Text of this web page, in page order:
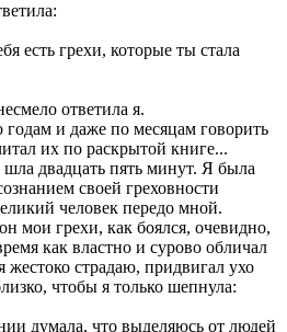
есть грехи, которые ты стала
ответила я.
и даже по месяцам говорить
их по раскрытой книге...
двадцать пять минут. Я была
своей греховности
человек передо мной.
мои грехи, как боялся, очевидно,
как властно и сурово обличал
жестоко страдаю, придвигал ухо
чтобы я только шепнула:
думала, что выделяюсь от людей